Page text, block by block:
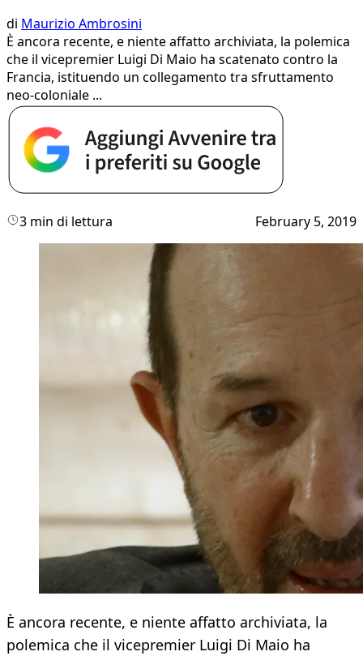
di Maurizio Ambrosini
È ancora recente, e niente affatto archiviata, la polemica
che il vicepremier Luigi Di Maio ha scatenato contro la
Francia, istituendo un collegamento tra sfruttamento
neo-coloniale ...
3 min di lettura February 5, 2019
È ancora recente, e niente affatto archiviata, la
polemica che il vicepremier Luigi Di Maio ha